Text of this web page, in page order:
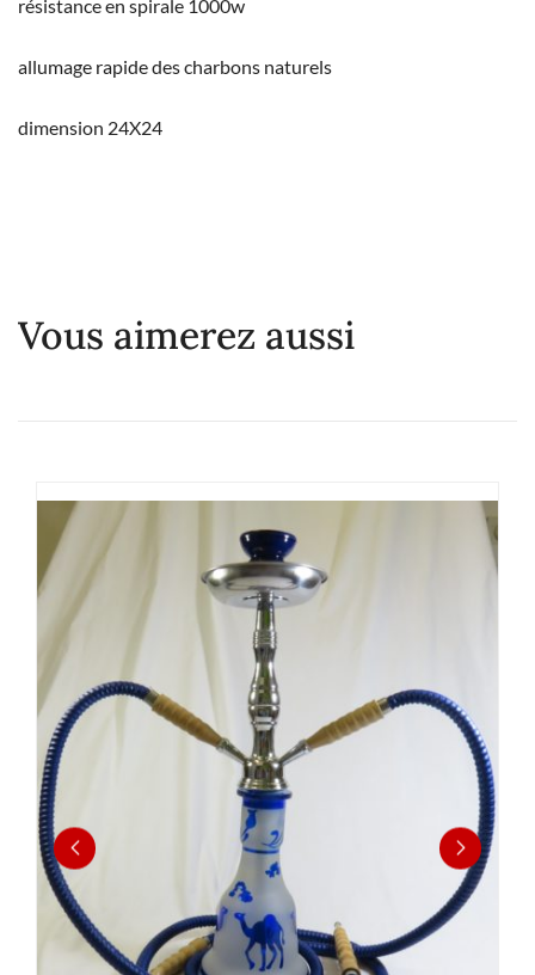
résistance en spirale 1000w
allumage rapide des charbons naturels
dimension 24X24
Vous aimerez aussi